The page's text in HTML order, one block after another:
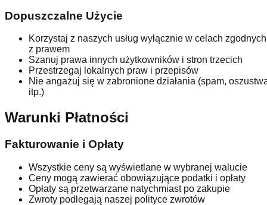
Dopuszczalne Użycie
Korzystaj z naszych usług wyłącznie w celach zgodnych
z prawem
Szanuj prawa innych użytkowników i stron trzecich
Przestrzegaj lokalnych praw i przepisów
Nie angażuj się w zabronione działania (spam,
itp.)
Warunki Płatności
Fakturowanie i Opłaty
Wszystkie ceny są wyświetlane w wybranej walucie
Ceny mogą zawierać obowiązujące podatki i opłaty
Opłaty są przetwarzane natychmiast po zakupie
Zwroty podlegają naszej polityce zwrotów